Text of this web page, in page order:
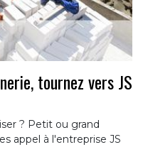
tournez vers JS
? Petit ou grand
appel à l'entreprise JS